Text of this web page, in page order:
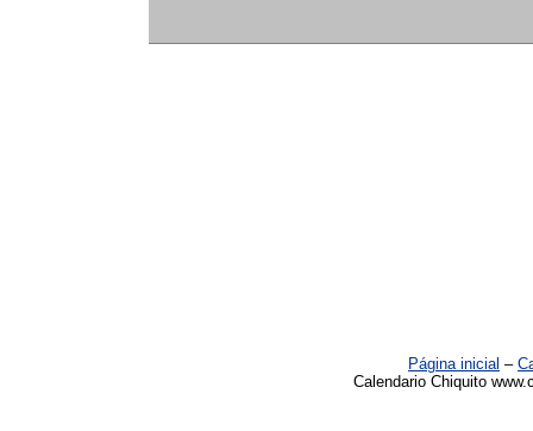
Página inicial –
Calendario Chiquito